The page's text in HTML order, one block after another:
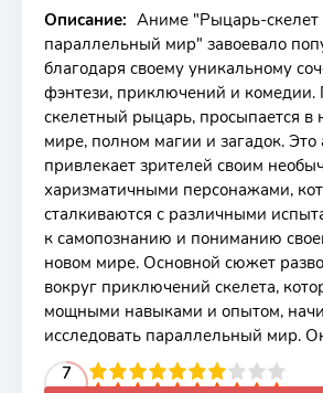
Описание: Аниме "Рыцарь-скелет
параллельный мир" завоевало
благодаря своему уникальному
фэнтези, приключений и комедии.
скелетный рыцарь, просыпается в
мире, полном магии и загадок. Это
привлекает зрителей своим
харизматичными персонажами,
сталкиваются с различными
к самопознанию и пониманию
новом мире. Основной сюжет
вокруг приключений скелета,
мощными навыками и опытом,
исследовать параллельный мир.
7
4 5 6 7 8 9 10